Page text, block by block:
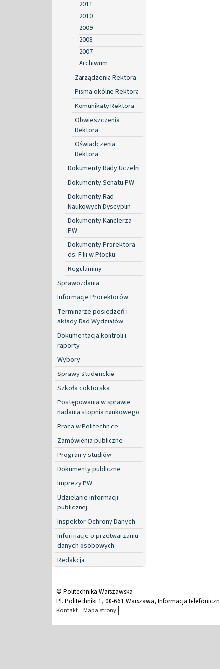
2011
2010
2009
2008
2007
Archiwum
Zarządzenia Rektora
Pisma okólne Rektora
Komunikaty Rektora
Obwieszczenia
Rektora
Oświadczenia
Rektora
Dokumenty Rady Uczelni
Dokumenty Senatu PW
Dokumenty Rad
Naukowych Dyscyplin
Dokumenty Kanclerza
PW
Dokumenty Prorektora
ds. Filii w Płocku
Regulaminy
Sprawozdania
Informacje Prorektorów
Terminarze posiedzeń i
składy Rad Wydziałów
Dokumentacja kontroli i
raporty
Wybory
Sprawy Studenckie
Szkoła doktorska
Postępowania w sprawie
nadania stopnia naukowego
Praca w Politechnice
Zamówienia publiczne
Programy studiów
Dokumenty publiczne
Imprezy PW
Udzielanie informacji
publicznej
Inspektor Ochrony Danych
Informacje o przetwarzaniu
danych osobowych
Redakcja
© Politechnika Warszawska
Pl. Politechniki 1, 00-661 Warszawa, Informacja
Kontakt Mapa strony